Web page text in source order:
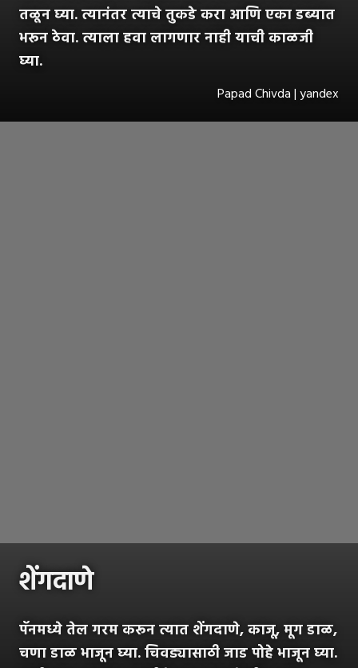
तळू‌न घ्या. त्यानंतर त्याचे तुकडे करा आणि एका डब्यात
भरून ठेवा. त्याला हवा लागणार नाही याची काळजी
घ्या.
Papad Chivda | yandex
शेंगदाणे
पॅनमध्ये तेल गरम करून त्यात शेंगदाणे, काजू, मूग डाळ,
चणा डाळ भाजून घ्या. चिवड्यासाठी जाड पोहे भाजून घ्या.